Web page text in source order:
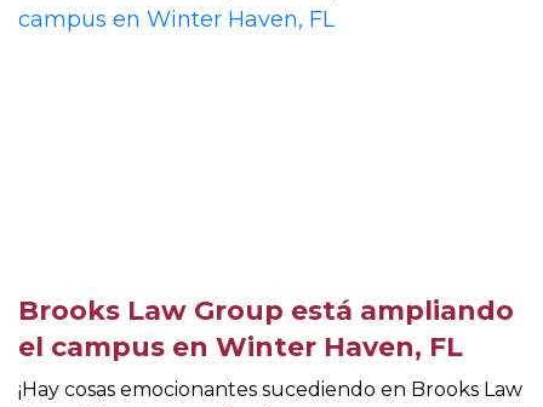
Brooks Law Group está ampliando
el campus en Winter Haven, FL
¡Hay cosas emocionantes sucediendo en Brooks Law